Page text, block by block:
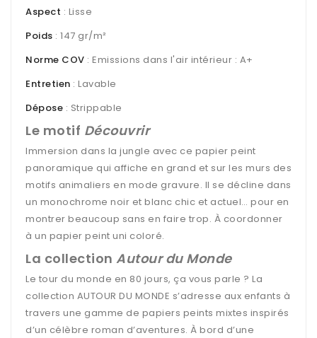
Aspect : Lisse
Poids : 147 gr/m²
Norme COV : Emissions dans l'air intérieur : A+
Entretien : Lavable
Dépose : Strippable
Le motif Découvrir
Immersion dans la jungle avec ce papier peint
panoramique qui affiche en grand et sur les murs des
motifs animaliers en mode gravure. Il se décline dans
un monochrome noir et blanc chic et actuel… pour en
montrer beaucoup sans en faire trop. À coordonner
à un papier peint uni coloré.
La collection Autour du Monde
Le tour du monde en 80 jours, ça vous parle ? La
collection AUTOUR DU MONDE s’adresse aux enfants à
travers une gamme de papiers peints mixtes inspirés
d’un célèbre roman d’aventures. À bord d’une